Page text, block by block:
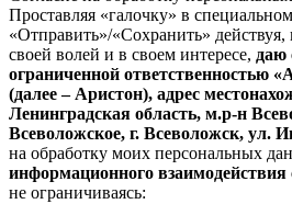
Проставляя «галочку» в
«Отправить»/«Сохранить»
своей волей и в своем интересе, даю
ограниченной ответственностью
(далее – Аристон), адрес
Ленинградская область, м.р-н
Всеволожское, г. Всеволожск, ул.
на обработку моих персональных
информационного взаимодействия
не ограничиваясь: